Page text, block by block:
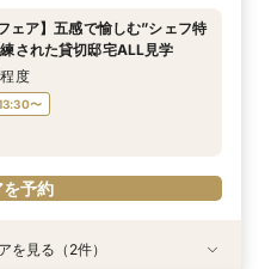
〜
み
〜
み
ェア】五感で愉しむ”シェフ特
された貸切邸宅ALL見学
度
〜
予約
を見る（2件）